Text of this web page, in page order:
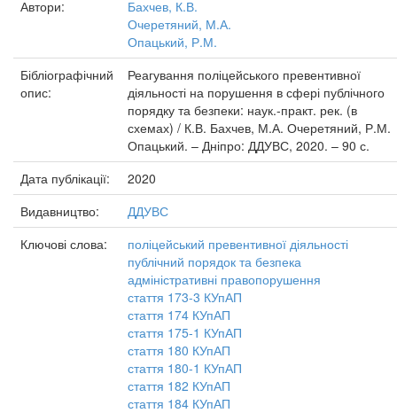
Автори:
Бахчев, К.В.
Очеретяний, М.А.
Опацький, Р.М.
Бібліографічний
опис:
Реагування поліцейського превентивної
діяльності на порушення в сфері публічного
порядку та безпеки: наук.-практ. рек. (в
схемах) / К.В. Бахчев, М.А. Очеретяний, Р.М.
Опацький. – Дніпро: ДДУВС, 2020. – 90 с.
Дата публікації:
2020
Видавництво:
ДДУВС
Ключові слова:
поліцейський превентивної діяльності
публічний порядок та безпека
адміністративні правопорушення
стаття 173-3 КУпАП
стаття 174 КУпАП
стаття 175-1 КУпАП
стаття 180 КУпАП
стаття 180-1 КУпАП
стаття 182 КУпАП
стаття 184 КУпАП